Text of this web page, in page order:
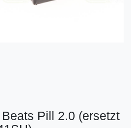
Pill 2.0 (ersetzt